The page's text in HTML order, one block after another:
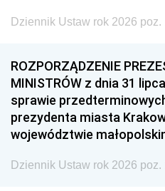
Dziennik Ustaw rok 2026 poz.
ROZPORZĄDZENIE
MINISTRÓW z dnia 31
sprawie
prezydenta miasta
województwie
Dziennik Ustaw rok 2026 poz.